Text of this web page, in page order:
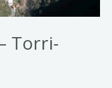
Torri-